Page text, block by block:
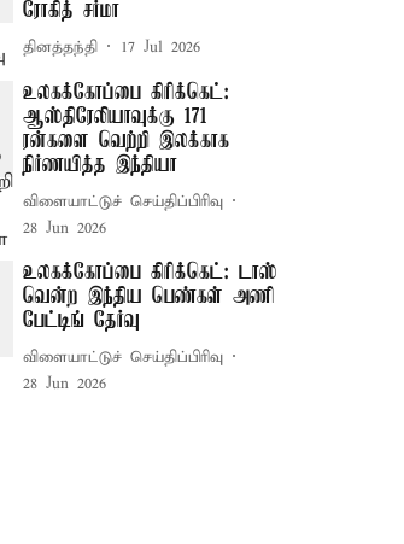
ரோகித் சர்மா
தினத்தந்தி 17 Jul 2026
உலகக்கோப்பை கிரிக்கெட்:
ஆஸ்திரேலியாவுக்கு 171
ரன்களை வெற்றி இலக்காக
நிர்ணயித்த இந்தியா
விளையாட்டுச் செய்திப்பிரிவு
28 Jun 2026
உலகக்கோப்பை கிரிக்கெட்: டாஸ்
வென்ற இந்திய பெண்கள் அணி
பேட்டிங் தேர்வு
விளையாட்டுச் செய்திப்பிரிவு
28 Jun 2026